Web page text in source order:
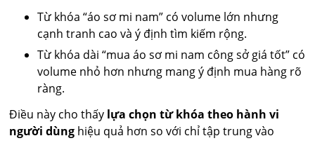
Từ khóa “áo sơ mi nam” có volume lớn nhưng
cạnh tranh cao và ý định tìm kiếm rộng.
Từ khóa dài “mua áo sơ mi nam công sở giá tốt” có
volume nhỏ hơn nhưng mang ý định mua hàng rõ
ràng.
Điều này cho thấy lựa chọn từ khóa theo hành vi
người dùng hiệu quả hơn so với chỉ tập trung vào